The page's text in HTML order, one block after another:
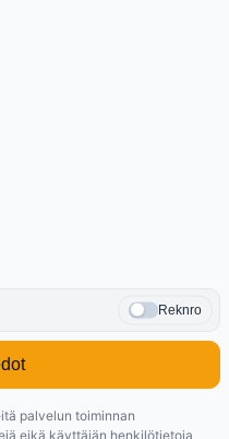
Reknro
palvelun toiminnan
eikä käyttäjän henkilötietoja